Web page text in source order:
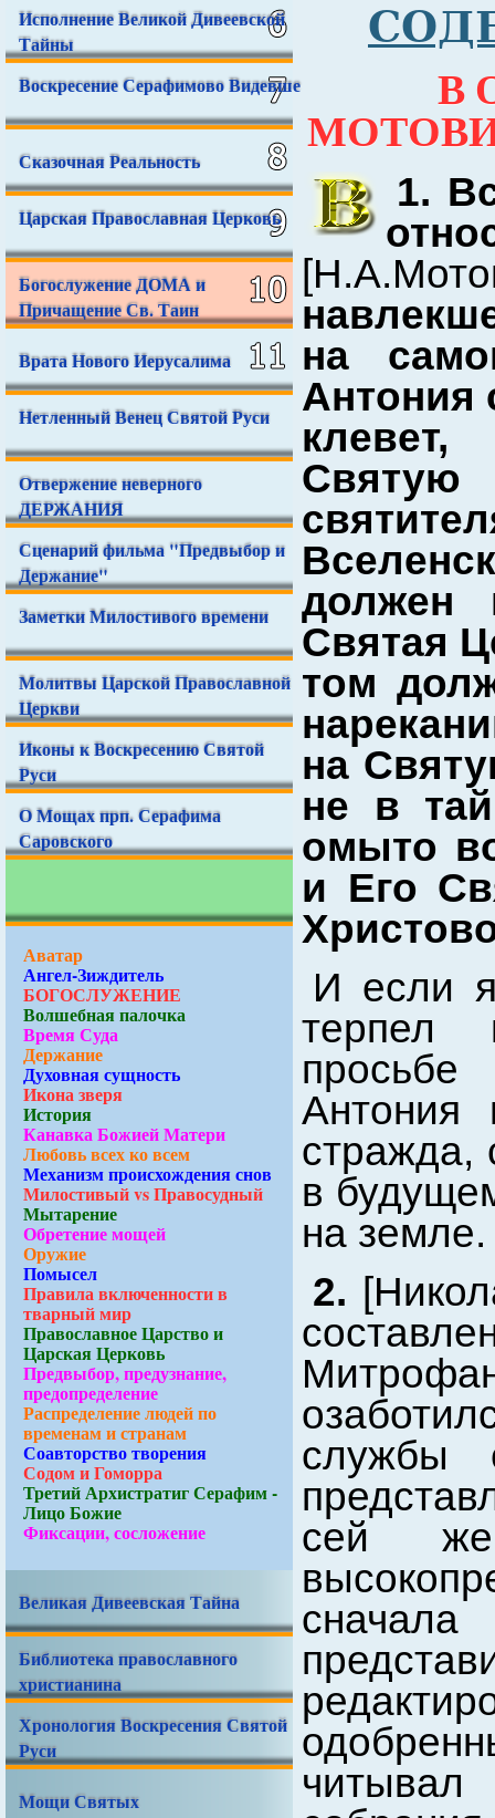
Исполнение Великой Дивеевской
Тайны
Воскресение Серафимово Видевше
Сказочная Реальность
Царская Православная Церковь
Богослужение ДОМА и
Причащение Св. Таин
Врата Нового Иерусалима
Нетленный Венец Святой Руси
Отвержение неверного
ДЕРЖАНИЯ
Сценарий фильма "Предвыбор и
Держание"
Заметки Милостивого времени
Молитвы Царской Православной
Церкви
Иконы к Воскресению Святой
Руси
О Мощах прп. Серафима
Саровского
Аватар
Ангел-Зиждитель
БОГОСЛУЖЕНИЕ
Волшебная палочка
Время Суда
Держание
Духовная сущность
Икона зверя
История
Канавка Божией Матери
Любовь всех ко всем
Механизм происхождения снов
Милостивый vs Правосудный
Мытарение
Обретение мощей
Оружие
Помысел
Правила включенности в
тварный мир
Православное Царство и
Царская Церковь
Предвыбор, предузнание,
предопределение
Распределение людей по
временам и странам
Соавторство творения
Содом и Гоморра
Третий Архистратиг Серафим -
Лицо Божие
Фиксации, сосложение
Великая Дивеевская Тайна
Библиотека православного
христианина
Хронология Воскресения Святой
Руси
Мощи Святых
В
1.
на
Антония
Святую
должен
Святая
том
на
не в
омыто
и Его
И если
терпел
стражда,
в
на земле.
2.
службы
сей